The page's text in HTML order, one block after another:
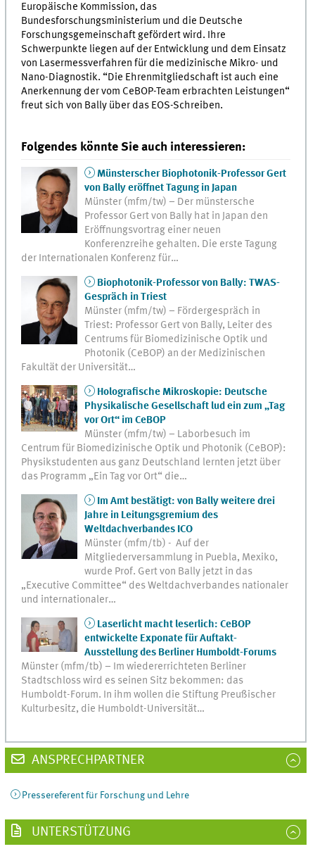
Europäische Kommission, das
Bundesforschungsministerium und die Deutsche
Forschungsgemeinschaft gefördert wird. Ihre
Schwerpunkte liegen auf der Entwicklung und dem Einsatz
von Lasermessverfahren für die medizinische Mikro- und
Nano-Diagnostik. “Die Ehrenmitgliedschaft ist auch eine
Anerkennung der vom CeBOP-Team erbrachten Leistungen“
freut sich von Bally über das EOS-Schreiben.
Folgendes könnte Sie auch interessieren:
Münsterscher Biophotonik-Professor Gert
von Bally eröffnet Tagung in Japan
Münster (mfm/tw) – Der münstersche
Professor Gert von Bally hat in Japan den
Eröffnungsvortrag einer neuen
Konferenzreihe gehalten. Die erste Tagung
der Internationalen Konferenz für…
Biophotonik-Professor von Bally: TWAS-
Gespräch in Triest
Münster (mfm/tw) – Fördergespräch in
Triest: Professor Gert von Bally, Leiter des
Centrums für Biomedizinische Optik und
Photonik (CeBOP) an der Medizinischen
Fakultät der Universität…
Holografische Mikroskopie: Deutsche
Physikalische Gesellschaft lud ein zum „Tag
vor Ort“ im CeBOP
Münster (mfm/tw) – Laborbesuch im
Centrum für Biomedizinische Optik und Photonik (CeBOP):
Physikstudenten aus ganz Deutschland lernten jetzt über
das Programm „Ein Tag vor Ort“ die…
Im Amt bestätigt: von Bally weitere drei
Jahre in Leitungsgremium des
Weltdachverbandes ICO
Münster (mfm/tb) - Auf der
Mitgliederversammlung in Puebla, Mexiko,
wurde Prof. Gert von Bally jetzt in das
„Executive Committee“ des Weltdachverbandes nationaler
und internationaler…
Laserlicht macht leserlich: CeBOP
entwickelte Exponate für Auftakt-
Ausstellung des Berliner Humboldt-Forums
Münster (mfm/tb) – Im wiedererrichteten Berliner
Stadtschloss wird es seinen Sitz bekommen: das
Humboldt-Forum. In ihm wollen die Stiftung Preußischer
Kulturbesitz, die Humboldt-Universität…
ANSPRECHPARTNER
Pressereferent für Forschung und Lehre
UNTERSTÜTZUNG